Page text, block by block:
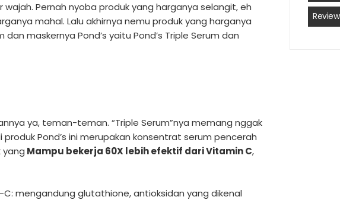
Pernah nyoba produk yang harganya selangit, eh
mahal. Lalu akhirnya nemu produk yang harganya
maskernya Pond’s yaitu Pond’s Triple Serum dan
ya, teman-teman. “Triple Serum”nya memang nggak
Pond’s ini merupakan konsentrat serum pencerah
yang Mampu bekerja 60X lebih efektif dari Vitamin C,
mengandung glutathione, antioksidan yang dikenal
Review